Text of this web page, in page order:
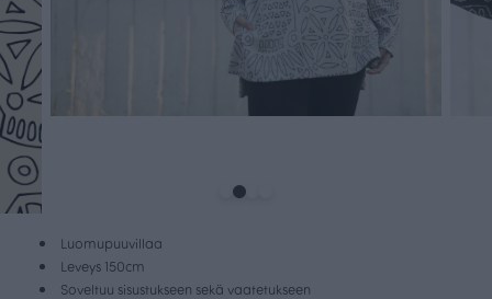
Luomupuuvillaa
Leveys 150cm
Soveltuu sisustukseen sekä vaatetukseen